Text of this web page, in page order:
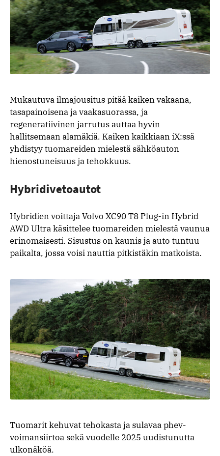
Mukautuva ilmajousitus pitää kaiken vakaana,
tasapainoisena ja vaakasuorassa, ja
regeneratiivinen jarrutus auttaa hyvin
hallitsemaan alamäkiä. Kaiken kaikkiaan iX:ssä
yhdistyy tuomareiden mielestä sähköauton
hienostuneisuus ja tehokkuus.
Hybridivetoautot
Hybridien voittaja Volvo XC90 T8 Plug-in Hybrid
AWD Ultra käsittelee tuomareiden mielestä vaunua
erinomaisesti. Sisustus on kaunis ja auto tuntuu
paikalta, jossa voisi nauttia pitkistäkin matkoista.
Tuomarit kehuvat tehokasta ja sulavaa phev-
voimansiirtoa sekä vuodelle 2025 uudistunutta
ulkonäköä.